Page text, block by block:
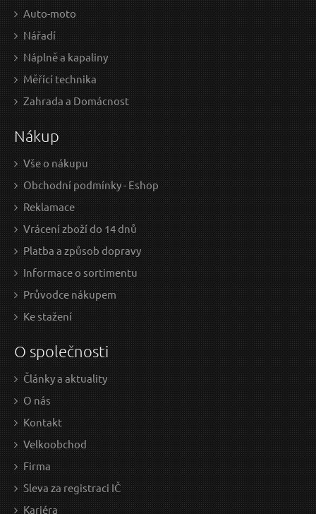
99.17 Kč bez DPH
na centrále
Auto-moto
Nářadí
Náplně a kapaliny
Měřící technika
Zahrada a Domácnost
Nákup
Vše o nákupu
Obchodní podmínky - Eshop
Reklamace
Vrácení zboží do 14 dnů
Platba a způsob dopravy
Informace o sortimentu
Průvodce nákupem
Ke stažení
O společnosti
Články a aktuality
O nás
Kontakt
Velkoobchod
Firma
Sleva za registraci IČ
Kariéra